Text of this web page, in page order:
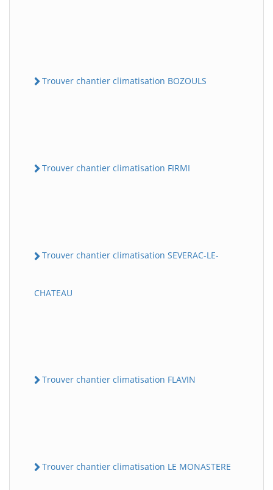
Trouver chantier climatisation BOZOULS
Trouver chantier climatisation FIRMI
Trouver chantier climatisation SEVERAC-LE-
CHATEAU
Trouver chantier climatisation FLAVIN
Trouver chantier climatisation LE MONASTERE